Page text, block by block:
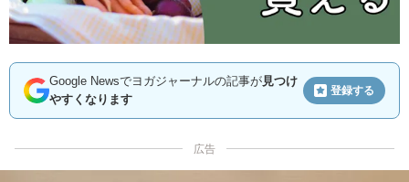
Google Newsでヨガジャーナルの記事が見つけ
やすくなります
登録する
広告